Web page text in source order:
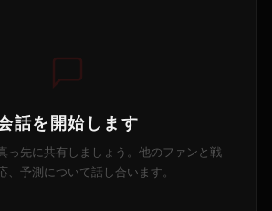
話を開始します
っ先に共有しましょう。他のファンと戦
、予測について話し合います。